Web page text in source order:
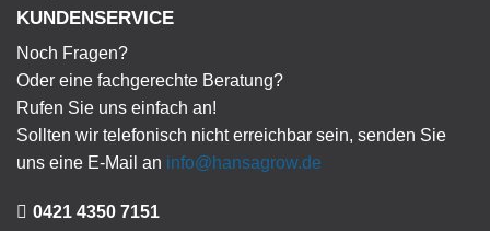
KUNDENSERVICE
Noch Fragen?
Oder eine fachgerechte Beratung?
Rufen Sie uns einfach an!
Sollten wir telefonisch nicht erreichbar sein, senden Sie
uns eine E-Mail an info@hansagrow.de
0421 4350 7151